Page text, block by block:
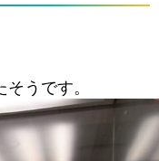
うです。